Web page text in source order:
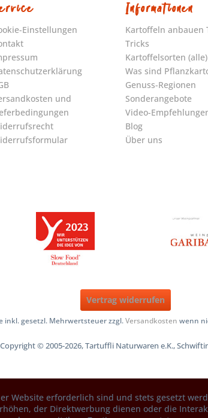
Einstellungen
und
Informationen
Kartoffeln anbauen
Tricks
Kartoffelsorten (alle)
Was sind
Genuss-Regionen
Sonderangebote
Video-
Blog
Über uns
Vertrag widerrufen
inkl. gesetzl. Mehrwertsteuer zzgl.Versandkosten wenn
Copyright © 2005-2026, Tartuffli Naturwaren e.K.,
Website erforderlich sind und stets gesetzt
der Direktwerbung dienen oder die